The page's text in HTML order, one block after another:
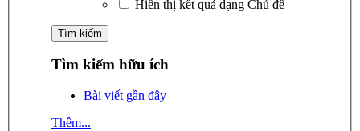
Hiển thị kết quả dạng Chủ đề
Tìm kiếm hữu ích
Bài viết gần đây
Thêm...